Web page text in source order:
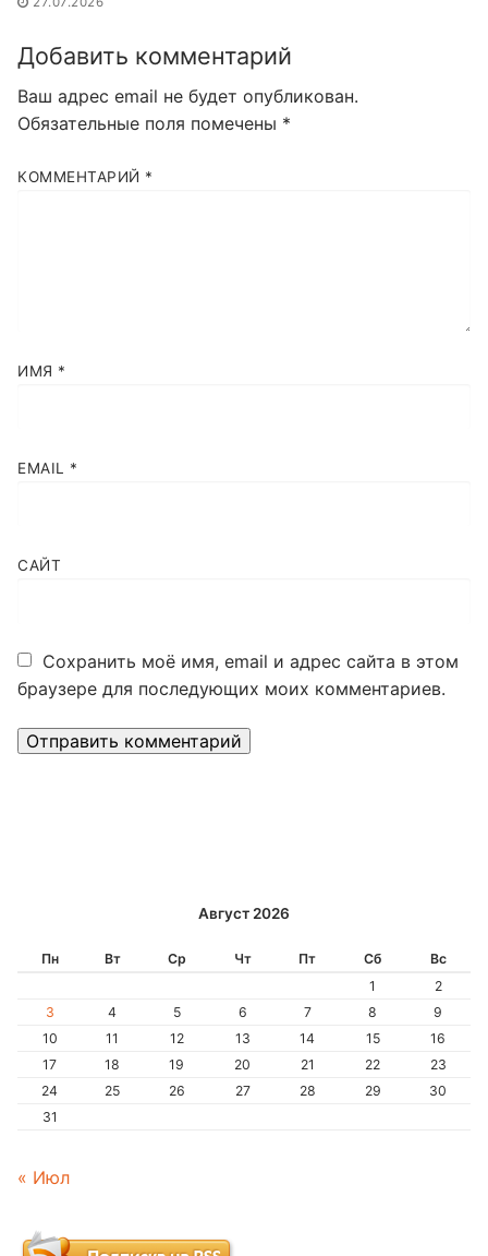
Добавить комментарий
Ваш адрес email не будет опубликован.
Обязательные поля помечены *
КОММЕНТАРИЙ *
ИМЯ *
EMAIL *
САЙТ
Сохранить моё имя, email и адрес сайта в этом
браузере для последующих моих комментариев.
Август 2026
Пн Вт Ср Чт Пт Сб
Вс
1
2
3
4 5 6 7 8
9
10
11 12 13 14 15
16
17
18 19 20 21 22
23
24
25 26 27 28 29
30
31
« Июл